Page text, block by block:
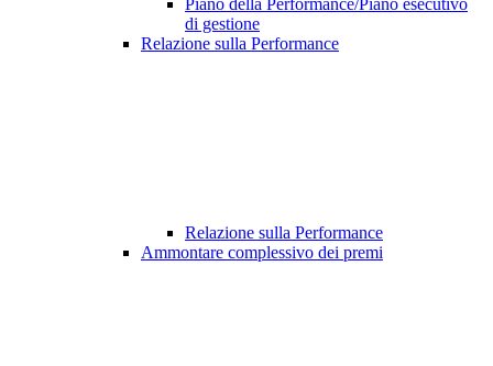
Piano della Performance/Piano esecutivo
di gestione
Relazione sulla Performance
Relazione sulla Performance
Ammontare complessivo dei premi